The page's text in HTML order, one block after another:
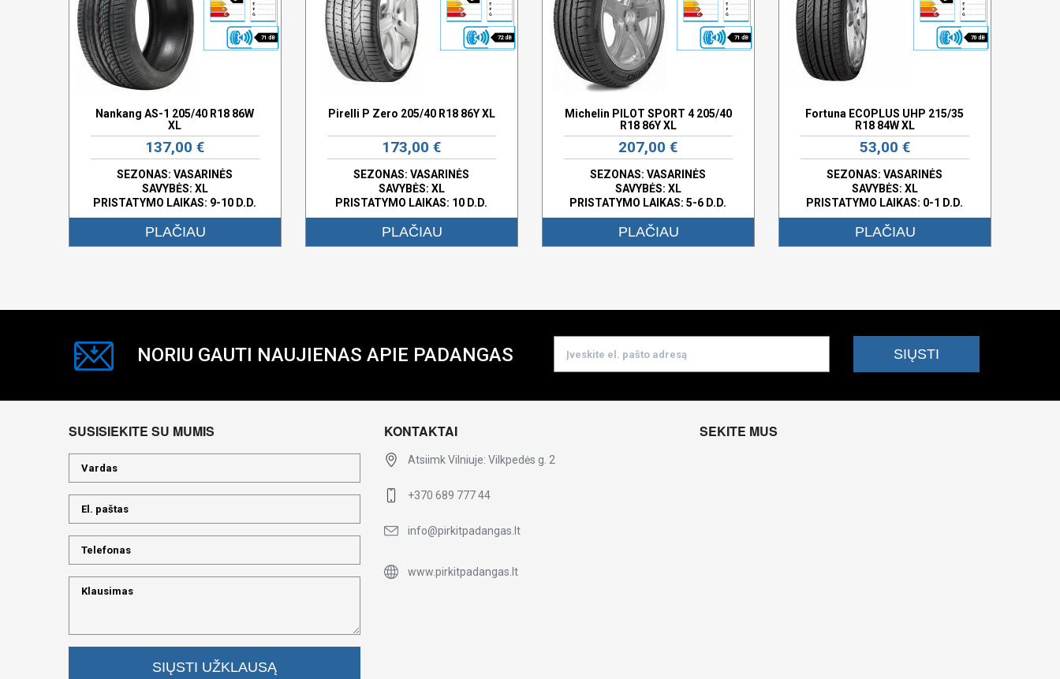
71 dB
Nankang AS-1 205/40 R18 86W
XL
137,00 €
SEZONAS: VASARINĖS
SAVYBĖS: XL
PRISTATYMO LAIKAS: 9-10 D.D.
PLAČIAU
72 dB
Pirelli P Zero 205/40 R18 86Y XL
173,00 €
SEZONAS: VASARINĖS
SAVYBĖS: XL
PRISTATYMO LAIKAS: 10 D.D.
PLAČIAU
71 dB
Michelin PILOT SPORT 4 205/40
R18 86Y XL
207,00 €
SEZONAS: VASARINĖS
SAVYBĖS: XL
PRISTATYMO LAIKAS: 5-6 D.D.
PLAČIAU
70 dB
Fortuna ECOPLUS UHP 215/35
R18 84W XL
53,00 €
SEZONAS: VASARINĖS
SAVYBĖS: XL
PRISTATYMO LAIKAS: 0-1 D.D.
PLAČIAU
NORIU GAUTI NAUJIENAS APIE PADANGAS
SUSISIEKITE SU MUMIS
SIŲSTI UŽKLAUSĄ
KONTAKTAI
Atsiimk Vilniuje: Vilkpedės g. 2
+370 689 777 44
info@pirkitpadangas.lt
www.pirkitpadangas.lt
SEKITE MUS